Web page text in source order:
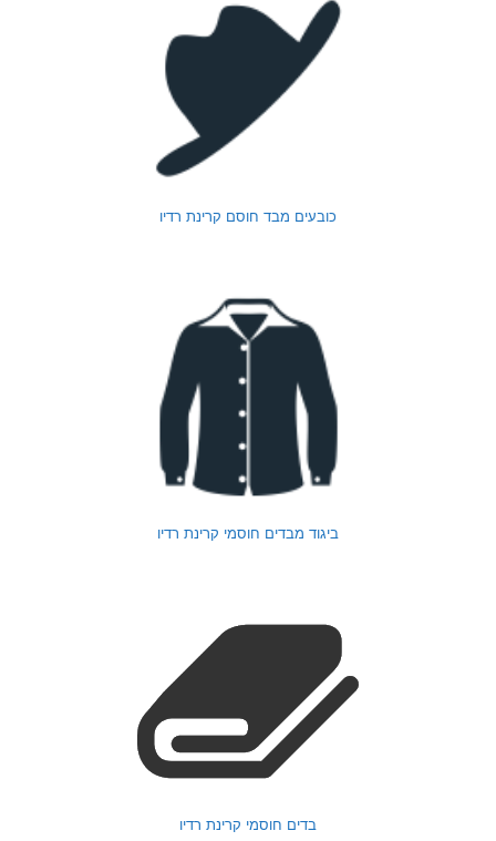
כובעים מבד חוסם קרינת רדיו
ביגוד מבדים חוסמי קרינת רדיו
בדים חוסמי קרינת רדיו